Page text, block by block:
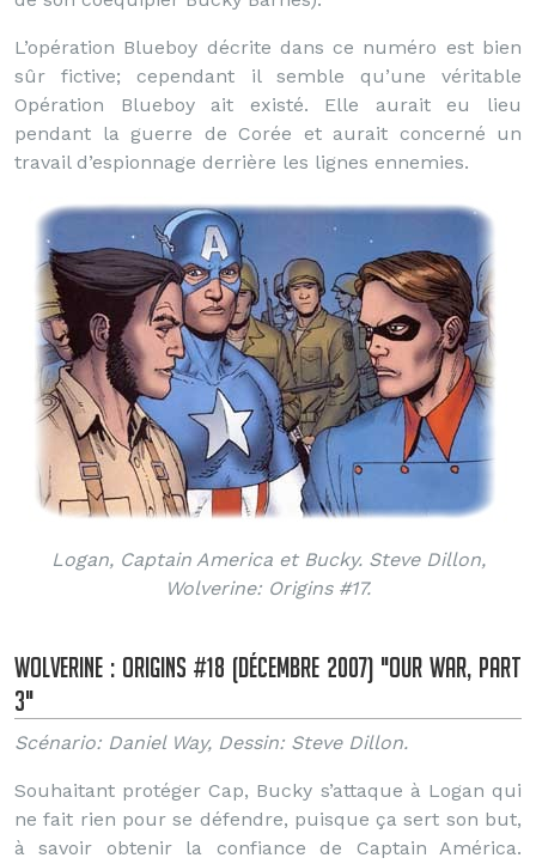
L’opération Blueboy décrite dans ce numéro est bien
sûr fictive; cependant il semble qu’une véritable
Opération Blueboy ait existé. Elle aurait eu lieu
pendant la guerre de Corée et aurait concerné un
travail d’espionnage derrière les lignes ennemies.
Logan, Captain America et Bucky. Steve Dillon,
Wolverine: Origins #17.
Wolverine : origins #18 (décembre 2007) "Our War, part
3"
Scénario: Daniel Way, Dessin: Steve Dillon.
Souhaitant protéger Cap, Bucky s’attaque à Logan qui
ne fait rien pour se défendre, puisque ça sert son but,
à savoir obtenir la confiance de Captain América.